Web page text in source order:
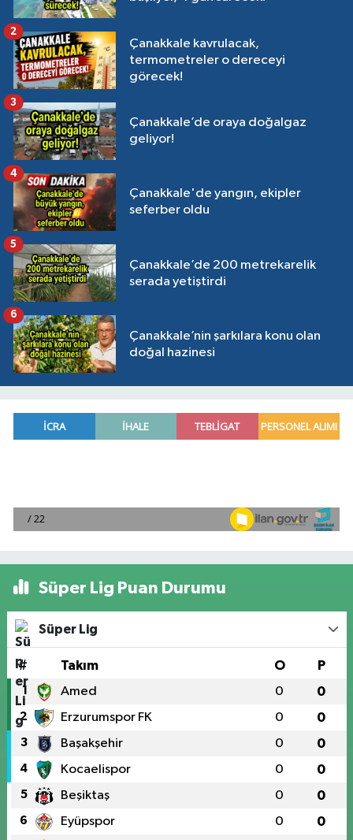
Çanakkale kavrulacak,
termometreler o dereceyi
görecek!
2
Çanakkale’de oraya doğalgaz
geliyor!
3
Çanakkale'de yangın, ekipler
seferber oldu
4
Çanakkale’de 200 metrekarelik
serada yetiştirdi
5
Çanakkale’nin şarkılara konu olan
doğal hazinesi
6
Süper Lig Puan Durumu
Süper Lig
# Takım O P
1 Amed 0 0
2 Erzurumspor FK 0 0
3 Başakşehir 0 0
4 Kocaelispor 0 0
5 Beşiktaş 0 0
6 Eyüpspor 0 0